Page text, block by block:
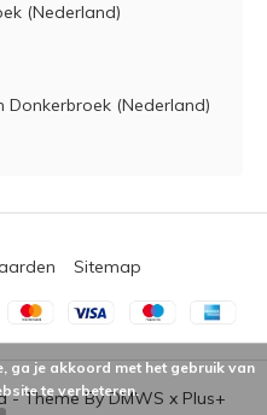
(Nederland)
Donkerbroek (Nederland)
- Theme ByDMWS x Plus+
Sitemap
ga je akkoord met het gebruik van
te verbeteren.